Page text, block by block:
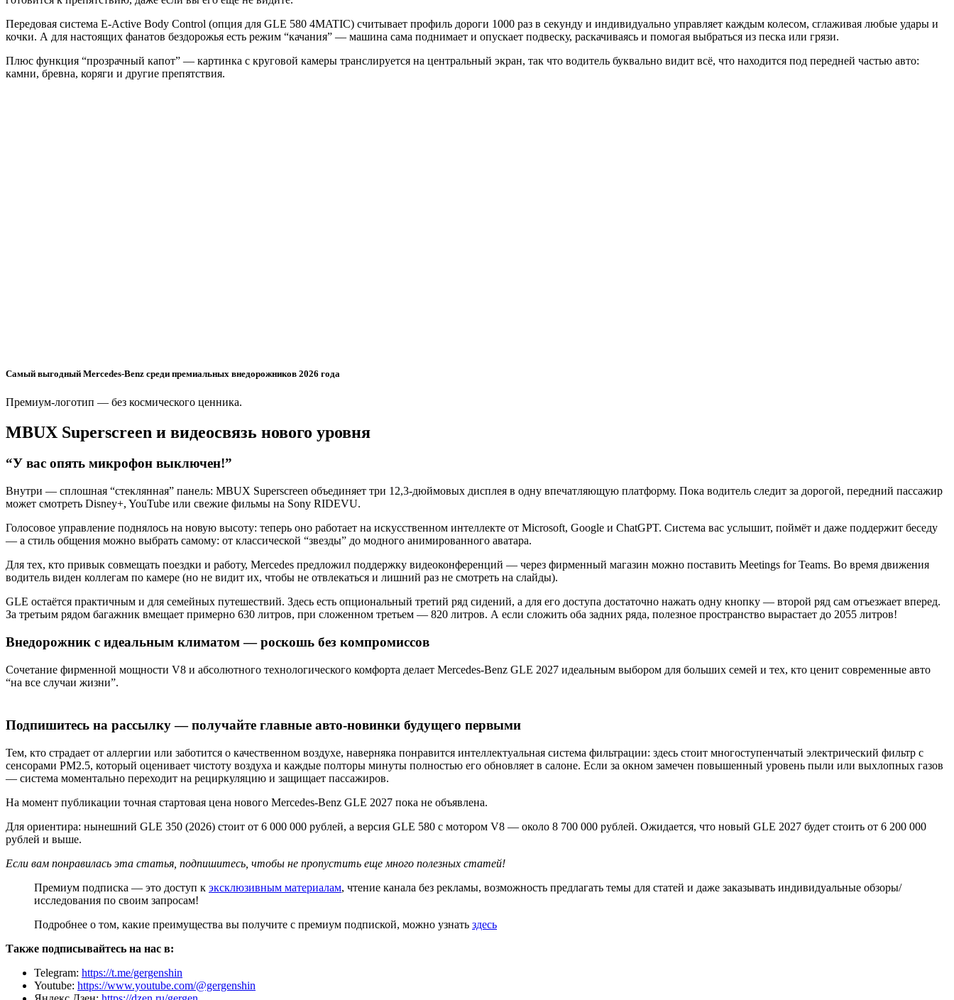
Передовая система E-Active Body Control (опция для GLE 580 4MATIC) считывает профиль дороги 1000 раз в секунду и индивидуально управляет каждым колесом, сглаживая любые удары и
кочки. А для настоящих фанатов бездорожья есть режим “качания” — машина сама поднимает и опускает подвеску, раскачиваясь и помогая выбраться из песка или грязи.
Плюс функция “прозрачный капот” — картинка с круговой камеры транслируется на центральный экран, так что водитель буквально видит всё, что находится под передней частью авто:
камни, бревна, коряги и другие препятствия.
Самый выгодный Mercedes-Benz среди премиальных внедорожников 2026 года
Премиум-логотип — без космического ценника.
MBUX Superscreen и видеосвязь нового уровня
“У вас опять микрофон выключен!”
Внутри — сплошная “стеклянная” панель: MBUX Superscreen объединяет три 12,3-дюймовых дисплея в одну впечатляющую платформу. Пока водитель следит за дорогой, передний пассажир
может смотреть Disney+, YouTube или свежие фильмы на Sony RIDEVU.
Голосовое управление поднялось на новую высоту: теперь оно работает на искусственном интеллекте от Microsoft, Google и ChatGPT. Система вас услышит, поймёт и даже поддержит беседу
— а стиль общения можно выбрать самому: от классической “звезды” до модного анимированного аватара.
Для тех, кто привык совмещать поездки и работу, Mercedes предложил поддержку видеоконференций — через фирменный магазин можно поставить Meetings for Teams. Во время движения
водитель виден коллегам по камере (но не видит их, чтобы не отвлекаться и лишний раз не смотреть на слайды).
GLE остаётся практичным и для семейных путешествий. Здесь есть опциональный третий ряд сидений, а для его доступа достаточно нажать одну кнопку — второй ряд сам отъезжает вперед.
За третьим рядом багажник вмещает примерно 630 литров, при сложенном третьем — 820 литров. А если сложить оба задних ряда, полезное пространство вырастает до 2055 литров!
Внедорожник с идеальным климатом — роскошь без компромиссов
Сочетание фирменной мощности V8 и абсолютного технологического комфорта делает Mercedes-Benz GLE 2027 идеальным выбором для больших семей и тех, кто ценит современные авто
“на все случаи жизни”.
Подпишитесь на рассылку — получайте главные авто-новинки будущего первыми
Тем, кто страдает от аллергии или заботится о качественном воздухе, наверняка понравится интеллектуальная система фильтрации: здесь стоит многоступенчатый электрический фильтр с
сенсорами PM2.5, который оценивает чистоту воздуха и каждые полторы минуты полностью его обновляет в салоне. Если за окном замечен повышенный уровень пыли или выхлопных газов
— система моментально переходит на рециркуляцию и защищает пассажиров.
На момент публикации точная стартовая цена нового Mercedes-Benz GLE 2027 пока не объявлена.
Для ориентира: нынешний GLE 350 (2026) стоит от 6 000 000 рублей, а версия GLE 580 с мотором V8 — около 8 700 000 рублей. Ожидается, что новый GLE 2027 будет стоить от 6 200 000
рублей и выше.
Если вам понравилась эта статья, подпишитесь, чтобы не пропустить еще много полезных статей!
Премиум подписка — это доступ к эксклюзивным материалам, чтение канала без рекламы, возможность предлагать темы для статей и даже заказывать индивидуальные обзоры/
исследования по своим запросам!
Подробнее о том, какие преимущества вы получите с премиум подпиской, можно узнать здесь
Также подписывайтесь на нас в:
Telegram: https://t.me/gergenshin
Youtube: https://www.youtube.com/@gergenshin